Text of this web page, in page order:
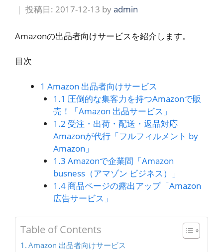
2017-12-13 byadmin
Amazonの出品者向けサービスを紹介します。
目次
1 Amazon 出品者向けサービス
1.1 圧倒的な集客力を持つAmazonで販
売！「Amazon 出品サービス」
1.2 受注・出荷・配送・返品対応
Amazonが代行「フルフィルメント by
Amazon」
1.3 Amazonで企業間「Amazon
busness（アマゾン ビジネス）」
1.4商品ページの露出アップ「Amazon
広告サービス」
Table of Contents
Amazon 出品者向けサービス